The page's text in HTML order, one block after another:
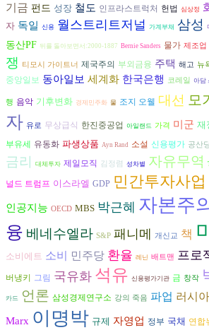
기금 펀드 성장 철도 인프라스트럭처 헌법 심상정
자 독일 신용 월스트리트저널 가계부채 삼성
동산PF 뒤를 돌아보면서:2000-1887 Bernie Sanders 물가 제조업
쟁
티모시 가이트너 제국주의 부외금융 주택 해고 뉴
중앙일보 동아일보 세계화 한국은행 코레일 아담
행 음악 기후변화 경제민주화 물 조지 오웰 대선 모
자 유로 무상급식 한진중공업 아일랜드 가격 미군 재
부유세 유동화 파생상품 Ayn Rand 소설 신용평가 공산
금리 대체투자 제일모직 김정렴 성차별 자유무역
널드 트럼프 이스라엘 GDP 민간투자사업
인공지능 OECD MBS 박근혜 자본주의
융 베네수엘라 S&P 패니메 개신교 책
소비에트 소비 민주당 환율 레닌 배트맨 프로
버냉키 그림 국유화 석유 신용평가기관 금 창작
카드 언론 삼성경제연구소 강의 죽음 파업 러시아
Marx 이명박 규제 자영업 정부 국채 연합